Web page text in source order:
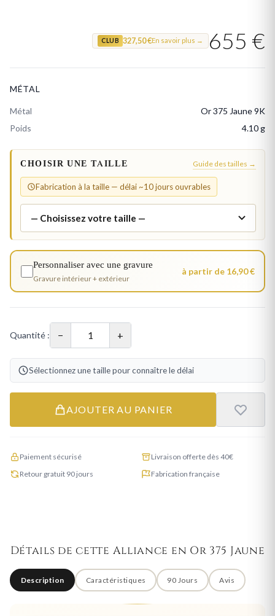
CLUB 327,50 €En savoir plus → 655 €
MÉTAL
Métal
Or 375 Jaune 9K
Poids
4.10 g
CHOISIR UNE TAILLE Guide des tailles →
Fabrication à la taille — délai ~10 jours ouvrables
Personnaliser avec une gravure
Gravure intérieur + extérieur
à partir de 16,90 €
Quantité : − +
Sélectionnez une taille pour connaître le délai
AJOUTER AU PANIER
Paiement sécurisé
Livraison offerte dès 40€
Retour gratuit 90 jours
Fabrication française
Détails de cette Alliance en Or 375 Jaune
Description Caractéristiques 90 Jours Avis